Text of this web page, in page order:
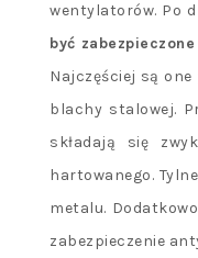
wentylatorów. Po
być
Najczęściej są
blachy stalowej.
składają się
hartowanego.
metalu.
zabezpieczenie